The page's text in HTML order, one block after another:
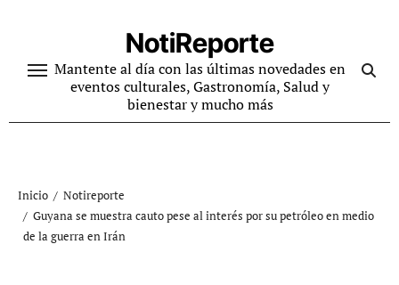
contenido
NotiReporte
Mantente al día con las últimas novedades en
eventos culturales, Gastronomía, Salud y
bienestar y mucho más
Inicio
Notireporte
Guyana se muestra cauto pese al interés por su petróleo en medio
de la guerra en Irán